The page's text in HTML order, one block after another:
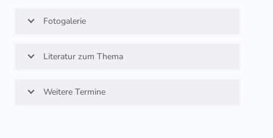
Fotogalerie
Literatur zum Thema
Weitere Termine